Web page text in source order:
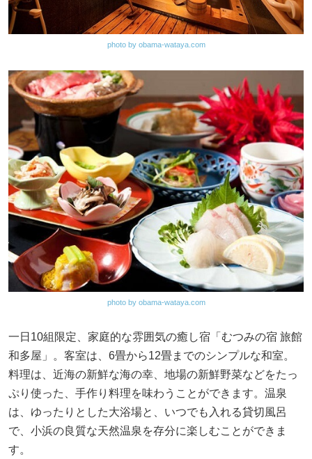
photo by obama-wataya.com
photo by obama-wataya.com
一日10組限定、家庭的な雰囲気の癒し宿「むつみの宿 旅館
和多屋」。客室は、6畳から12畳までのシンプルな和室。
料理は、近海の新鮮な海の幸、地場の新鮮野菜などをたっ
ぷり使った、手作り料理を味わうことができます。温泉
は、ゆったりとした大浴場と、いつでも入れる貸切風呂
で、小浜の良質な天然温泉を存分に楽しむことができま
す。